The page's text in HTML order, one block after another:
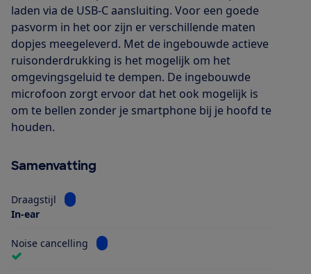
laden via de USB-C aansluiting. Voor een goede
pasvorm in het oor zijn er verschillende maten
dopjes meegeleverd. Met de ingebouwde actieve
ruisonderdrukking is het mogelijk om het
omgevingsgeluid te dempen. De ingebouwde
microfoon zorgt ervoor dat het ook mogelijk is
om te bellen zonder je smartphone bij je hoofd te
houden.
Samenvatting
Draagstijl
Bekijk informatie voor Draagstijl
In-ear
Noise cancelling Bekijk informatie voor Noise cancelling